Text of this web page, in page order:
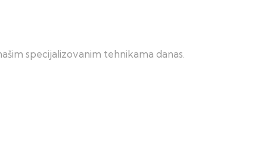
specijalizovanim tehnikama danas.